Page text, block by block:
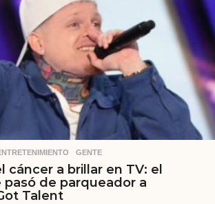
,GENTE
cáncer a brillar en TV: el
pasó de parqueador a
Talent